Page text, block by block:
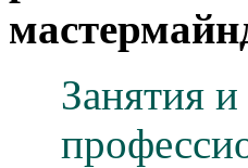
Занятия